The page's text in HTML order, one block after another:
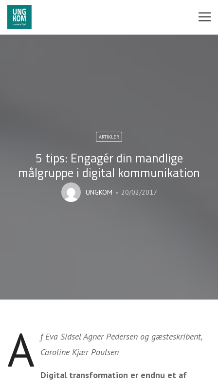
ARTIKLER
5 tips: Engagér din mandlige
målgruppe i digital kommunikation
UNGKOM 20/02/2017
A f Eva Sidsel Agner Pedersen og gæsteskribent,
Caroline Kjær Poulsen
Digital transformation er endnu et af